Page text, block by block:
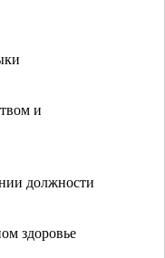
и
должности
здоровье